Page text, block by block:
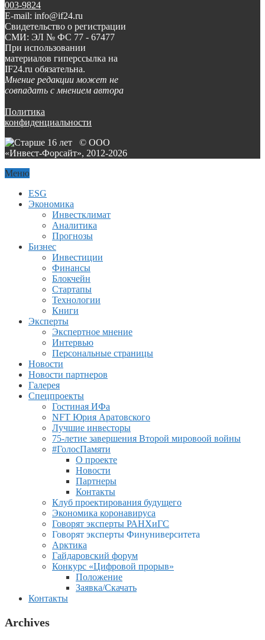
003-9824
E-mail: info@if24.ru
Свидетельство о регистрации
СМИ: ЭЛ № ФС 77 - 67477
При использовании
материалов гиперссылка на
IF24.ru обязательна.
Мнение редакции может не
совпадать с мнением автора
Политика
конфиденциальности
© ООО
«Инвест-Форсайт», 2012-2026
Меню
ESG
Экономика
Инвестклимат
Аналитика
Прогнозы
Бизнес
Инвестиции
Финансы
Блокчейн
Стартапы
Технологии
Книги
Эксперты
Экспертное мнение
Интервью
Персональные страницы
Новости
Новости партнеров
Галерея
Спецпроекты
Гостиная ИФа
NFT Юрия Аратовского
Лучшие инвесторы
75-летие завершения Второй мировоой войны
#ГолосПамяти
О проекте
Новости
Партнеры
Контакты
Клуб проектирования будущего
Экономика коронавируса
Говорят эксперты РАНХиГС
Говорят эксперты Финуниверситета
Арктика
Гайдаровский форум
Конкурс «Цифровой прорыв»
Положение
Заявка/Скачать
Контакты
Archives